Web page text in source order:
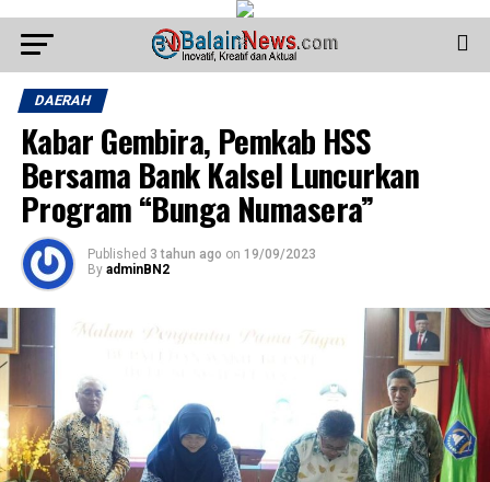
DAERAH
Kabar Gembira, Pemkab HSS
Bersama Bank Kalsel Luncurkan
Program “Bunga Numasera”
Published 3 tahun ago on 19/09/2023
By adminBN2